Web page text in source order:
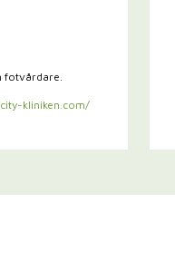
fotvårdare.
kliniken.com/